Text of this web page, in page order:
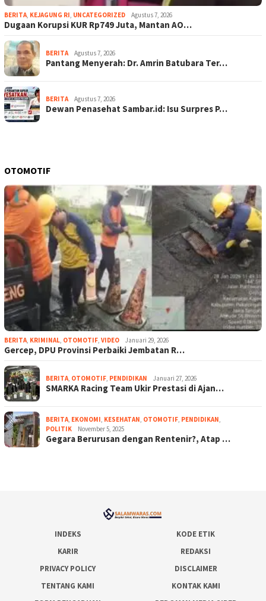
BERITA, KEJAGUNG RI, UNCATEGORIZED Agustus 7, 2026
Dugaan Korupsi KUR Rp749 Juta, Mantan AO…
BERITA Agustus 7, 2026
Pantang Menyerah: Dr. Amrin Batubara Ter…
BERITA Agustus 7, 2026
Dewan Penasehat Sambar.id: Isu Surpres P…
OTOMOTIF
BERITA, KRIMINAL, OTOMOTIF, VIDEO Januari 29, 2026
Gercep, DPU Provinsi Perbaiki Jembatan R…
BERITA, OTOMOTIF, PENDIDIKAN Januari 27, 2026
SMARKA Racing Team Ukir Prestasi di Ajan…
BERITA, EKONOMI, KESEHATAN, OTOMOTIF, PENDIDIKAN,
POLITIK
November 5, 2025
Gegara Berurusan dengan Rentenir?, Atap …
INDEKS
KODE ETIK
KARIR
REDAKSI
PRIVACY POLICY
DISCLAIMER
TENTANG KAMI
KONTAK KAMI